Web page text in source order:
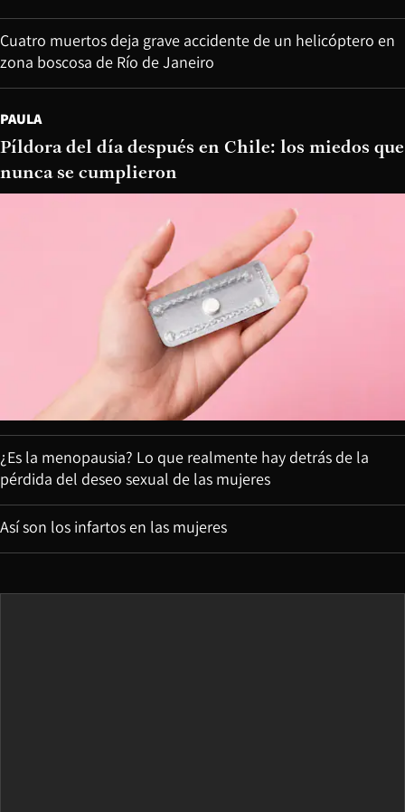
Cuatro muertos deja grave accidente de un helicóptero en
zona boscosa de Río de Janeiro
PAULA
Píldora del día después en Chile: los miedos que
nunca se cumplieron
¿Es la menopausia? Lo que realmente hay detrás de la
pérdida del deseo sexual de las mujeres
Así son los infartos en las mujeres